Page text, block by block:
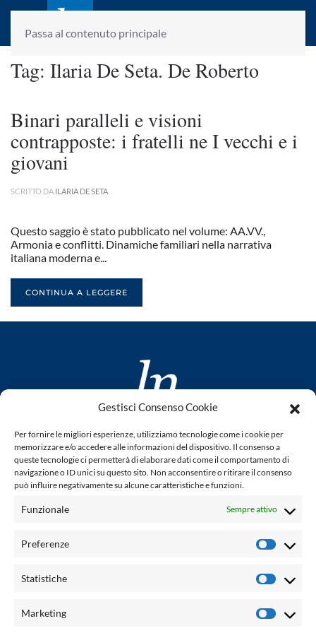
Gestisci Consenso Cookie
Per fornire le migliori esperienze, utilizziamo tecnologie come i cookie per
memorizzare e/o accedere alle informazioni del dispositivo. Il consenso a
queste tecnologie ci permetterà di elaborare dati come il comportamento di
navigazione o ID unici su questo sito. Non acconsentire o ritirare il consenso
può influire negativamente su alcune caratteristiche e funzioni.
Funzionale Sempre attivo
Preferenze
Statistiche
Marketing
Passa al contenuto principale
laletteraturaenoi.it
fondato da Romano Luperini
Tag: Ilaria De Seta. De Roberto
Binari paralleli e visioni
contrapposte: i fratelli ne I vecchi e i
giovani
SCRITTO DA ILARIA DE SETA
Questo saggio è stato pubblicato nel volume: AA.VV.,
Armonia e conflitti. Dinamiche familiari nella narrativa
italiana moderna e...
CONTINUA A LEGGERE
www.laletteraturaenoi.it
fondato da Romano Luperini
Questo blog non rappresenta una testata giornalistica in
quanto viene aggiornato senza alcuna periodicità. Non può
legge n° 62 del 7.03.2001. L'autore non è responsabile per
email: